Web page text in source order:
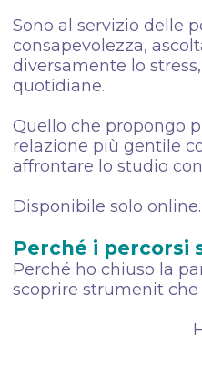
Sono al servizio delle
consapevolezza,
diversamente lo
quotidiane.
Quello che propongo
relazione più gentile
affrontare lo studio
Disponibile solo online.
Perché i percorsi
Perché ho chiuso la
scoprire strumenit